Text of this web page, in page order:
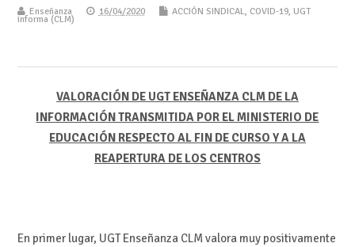
Enseñanza 16/04/2020 ACCIÓN SINDICAL, COVID-19, UGT
informa (CLM)
VALORACIÓN DE UGT ENSEÑANZA CLM DE LA
INFORMACIÓN TRANSMITIDA POR EL MINISTERIO DE
EDUCACIÓN RESPECTO AL FIN DE CURSO Y A LA
REAPERTURA DE LOS CENTROS
En primer lugar, UGT Enseñanza CLM valora muy positivamente